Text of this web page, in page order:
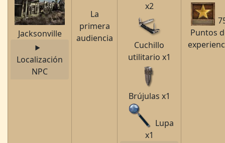
Jacksonville
Localización
NPC
La
primera
audiencia
x2
Cuchillo
utilitario x1
Brújulas x1
Lupa
x1
Puntos